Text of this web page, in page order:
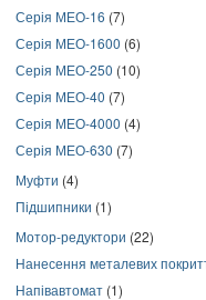
Серія МЕО-16 (7)
Серія МЕО-1600 (6)
Серія МЕО-250 (10)
Серія МЕО-40 (7)
Серія МЕО-4000 (4)
Серія МЕО-630 (7)
Муфти (4)
Підшипники (1)
Мотор-редуктори (22)
Нанесення металевих
Напівавтомат (1)